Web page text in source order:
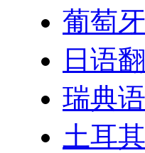
葡萄
日语
瑞典
土耳